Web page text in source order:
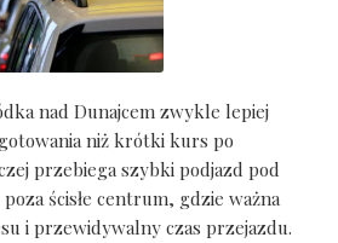
nad Dunajcem zwykle lepiej
niż krótki kurs po
przebiega szybki podjazd pod
ścisłe centrum, gdzie ważna
i przewidywalny czas przejazdu.